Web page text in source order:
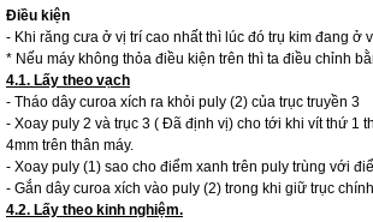
Điều kiện
- Khi răng cưa ở vị trí cao nhất thì lúc đó trụ kim đang ở
* Nếu máy không thỏa điều kiện trên thì ta điều chỉnh
4.1. Lấy theo vạch
- Tháo dây curoa xích ra khỏi puly (2) của trục truyền 3
- Xoay puly 2 và trục 3 ( Đã định vị) cho tới khi vít thứ 1
4mm trên thân máy.
- Xoay puly (1) sao cho điểm xanh trên puly trùng với
- Gắn dây curoa xích vào puly (2) trong khi giữ trục
4.2. Lấy theo kinh nghiệm.